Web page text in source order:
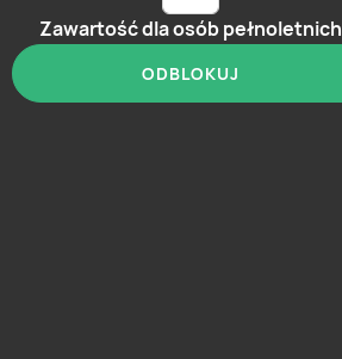
Zawartość dla osób pełnoletnich
ODBLOKUJ